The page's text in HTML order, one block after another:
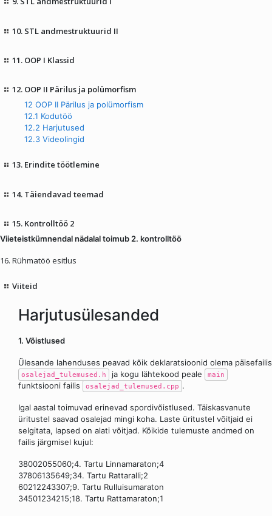
10. STL andmestruktuurid II
11. OOP I Klassid
12. OOP II Pärilus ja polümorfism
12 OOP II Pärilus ja polümorfism
12.1 Kodutöö
12.2 Harjutused
12.3 Videolingid
13. Erindite töötlemine
14. Täiendavad teemad
15. Kontrolltöö 2
Viieteistkümnendal nädalal toimub 2. kontrolltöö
16. Rühmatöö esitlus
Viiteid
Harjutusülesanded
1. Võistlused
Ülesande lahenduses peavad kõik deklaratsioonid olema päisefailis
osalejad_tulemused.h ja kogu lähtekood peale main
funktsiooni failis osalejad_tulemused.cpp .
Igal aastal toimuvad erinevad spordivõistlused. Täiskasvanute
üritustel saavad osalejad mingi koha. Laste üritustel võitjaid ei
selgitata, lapsed on alati võitjad. Kõikide tulemuste andmed on
failis järgmisel kujul:
38002055060;4. Tartu Linnamaraton;4
37806135649;34. Tartu Rattaralli;2
60212243307;9. Tartu Rulluisumaraton
34501234215;18. Tartu Rattamaraton;1